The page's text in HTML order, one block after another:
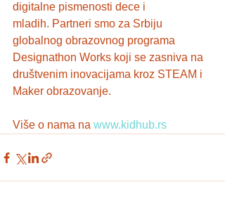
digitalne pismenosti dece i
mladih. Partneri smo za Srbiju
globalnog obrazovnog programa
Designathon Works koji se zasniva na
društvenim inovacijama kroz STEAM i
Maker obrazovanje.
Više o nama na www.kidhub.rs